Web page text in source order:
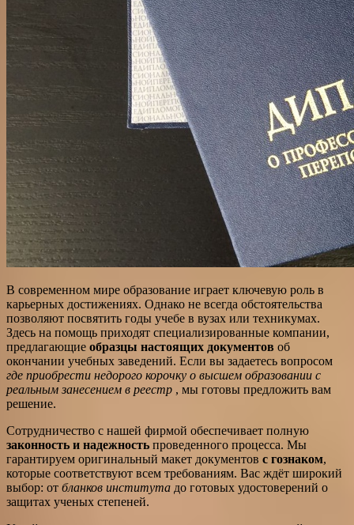
В современном мире образование играет ключевую роль в
карьерных достижениях. Однако не всегда обстоятельства
позволяют посвятить годы учебе в вузах или техникумах.
Здесь на помощь приходят специализированные компании,
предлагающие образцы настоящих документов об
окончании учебных заведений. Если вы задаетесь вопросом
где приобрести недорого корочку о высшем образовании с
реальным занесением в реестр , мы готовы предложить вам
решение.
Сотрудничество с нашей фирмой обеспечивает полную
законность и надежность проведенного процесса. Мы
гарантируем оригинальный макет документов с гознаком,
которые соответствуют всем требованиям. Вас ждёт широкий
выбор: от бланков института до готовых удостоверений о
защитах ученых степеней.